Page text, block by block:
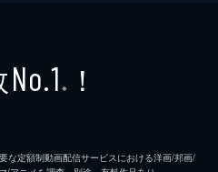
No.1 ※ ！
な定額制動画配信サービスにおける洋画/邦画/